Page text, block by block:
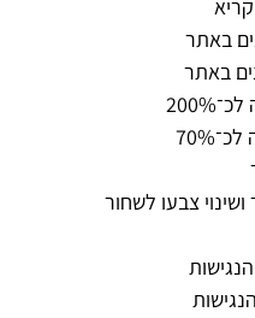
באתר
באתר
צבעו לשחור